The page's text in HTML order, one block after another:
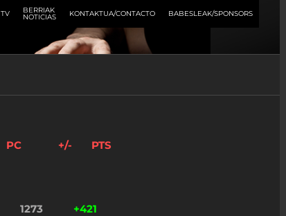
TV BERRIAK
NOTICIAS KONTAKTUA/CONTACTO BABESLEAK/SPONSORS
PC +/- PTS
1273 +421